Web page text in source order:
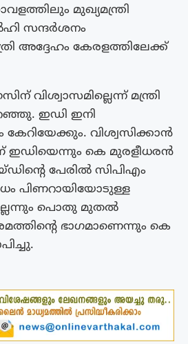
മുഖ്യമന്ത്രി
സന്ദർശനം
അദ്ദേഹം കേരളത്തിലേക്ക്
വിശ്വാസമില്ലെന്ന് മന്ത്രി
ഇഡി ഇനി
കേറിയേക്കും. വിശ്വസിക്കാന്‍
ഇഡിയെന്നും കെ മുരളീധരന്‍
പേരില്‍ സിപിഎം
പിണറായിയോടുള്ള
പൊതു മുതല്‍
ഭാഗമാണെന്നും കെ